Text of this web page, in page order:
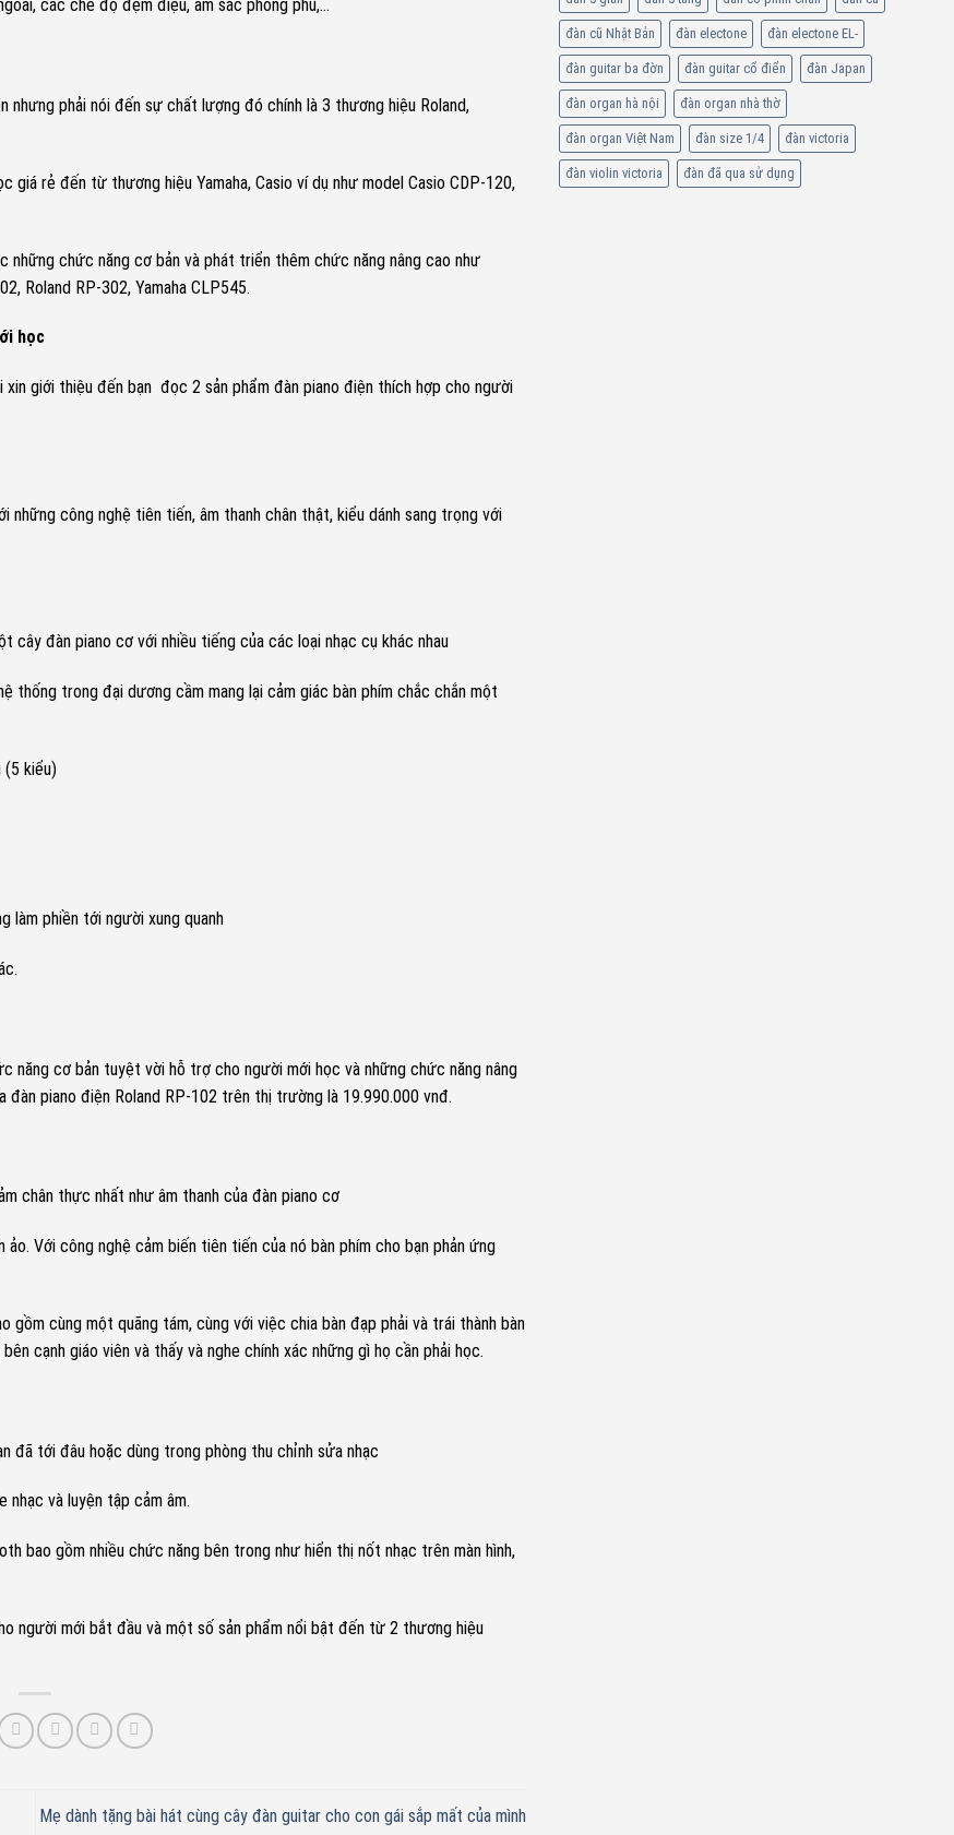
các chế độ đệm điệu, âm sắc phong phú,…
phải nói đến sự chất lượng đó chính là 3 thương hiệu Roland,
rẻ đến từ thương hiệu Yamaha, Casio ví dụ như model Casio CDP-120,
chức năng cơ bản và phát triển thêm chức năng nâng cao như
Roland RP-302, Yamaha CLP545.
học
giới thiệu đến bạn đọc 2 sản phẩm đàn piano điện thích hợp cho người
công nghệ tiên tiến, âm thanh chân thật, kiểu dánh sang trọng với
cây đàn piano cơ với nhiều tiếng của các loại nhạc cụ khác nhau
thống trong đại dương cầm mang lại cảm giác bàn phím chắc chắn một
(5 kiểu)
làm phiền tới người xung quanh
năng cơ bản tuyệt vời hỗ trợ cho người mới học và những chức năng nâng
piano điện Roland RP-102 trên thị trường là 19.990.000 vnđ.
chân thực nhất như âm thanh của đàn piano cơ
Với công nghệ cảm biến tiên tiến của nó bàn phím cho bạn phản ứng
gồm cùng một quãng tám, cùng với việc chia bàn đạp phải và trái thành bàn
cạnh giáo viên và thấy và nghe chính xác những gì họ cần phải học.
đã tới đâu hoặc dùng trong phòng thu chỉnh sửa nhạc
nhạc và luyện tập cảm âm.
bao gồm nhiều chức năng bên trong như hiển thị nốt nhạc trên màn hình,
người mới bắt đầu và một số sản phẩm nổi bật đến từ 2 thương hiệu
Mẹ dành tặng bài hát cùng cây đàn guitar cho con gái sắp mất của mình
đàn cũ Nhật Bản đàn electone đàn electone EL-
đàn guitar ba đờn đàn guitar cổ điển đàn Japan
đàn organ hà nội đàn organ nhà thờ
đàn organ Việt Nam đàn size 1/4 đàn victoria
đàn violin victoria đàn đã qua sử dụng